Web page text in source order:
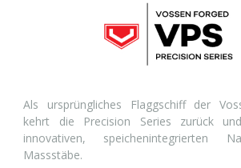
Als ursprüngliches Flaggschiff der
kehrt die Precision Series zurück
innovativen, speichenintegrierten
Massstäbe.